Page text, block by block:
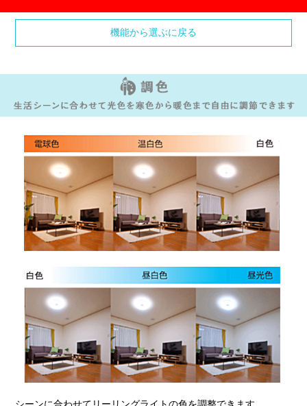
機能から選ぶに戻る